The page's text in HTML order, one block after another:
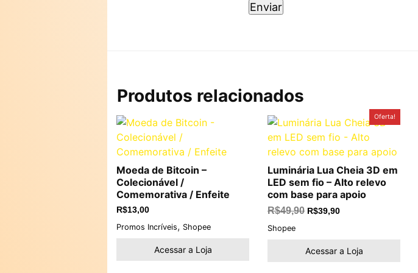
Produtos relacionados
Moeda de Bitcoin –
Colecionável /
Comemorativa / Enfeite
R$13,00
Promos Incríveis, Shopee
Acessar a Loja
Oferta!
Luminária Lua Cheia 3D em
LED sem fio – Alto relevo
com base para apoio
R$49,90
preço
original
era:
R$49,90.
R$39,90
preço
atual
é:
R$39,90.
Shopee
Acessar a Loja